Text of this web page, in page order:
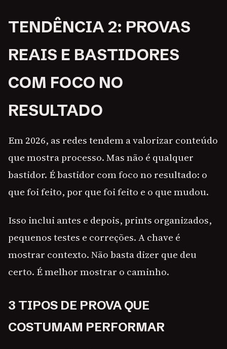
TENDÊNCIA 2: PROVAS
REAIS E BASTIDORES
COM FOCO NO
RESULTADO
Em 2026, as redes tendem a valorizar conteúdo
que mostra processo. Mas não é qualquer
bastidor. É bastidor com foco no resultado: o
que foi feito, por que foi feito e o que mudou.
Isso inclui antes e depois, prints organizados,
pequenos testes e correções. A chave é
mostrar contexto. Não basta dizer que deu
certo. É melhor mostrar o caminho.
3 TIPOS DE PROVA QUE
COSTUMAM PERFORMAR